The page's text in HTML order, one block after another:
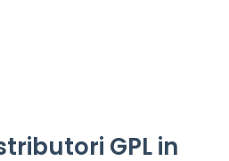
GPL in